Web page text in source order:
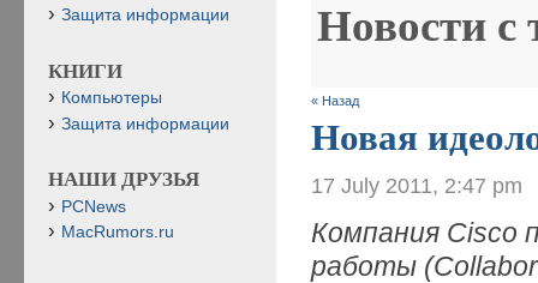
Новости с
« Назад
Новая
17 July 2011, 2:47 pm
Компания Cisco
работы (
Защита информации
КНИГИ
Компьютеры
Защита информации
НАШИ ДРУЗЬЯ
PCNews
MacRumors.ru